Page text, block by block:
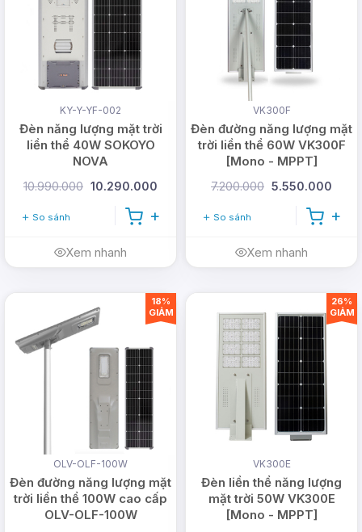
Thông số kỹ thuật của đèn
đường Blue Carbon BCT-
OLF3.0
15W
LED
Cree USA
Tấm năng lượng
LiFePO4, 3.2V/25Ah
Chỉ số hoàn màu
Thời gian sạc
4-6 giờ
Thời gian chiếu
2-3 ngày mưa
KY-Y-YF-002
Đèn năng lượng mặt trời
liền thể 40W SOKOYO
NOVA
10.990.000 10.290.000
So sánh
Xem nhanh
VK300F
Đèn đường năng lượng mặt
trời liền thể 60W VK300F
[Mono - MPPT]
7.200.000 5.550.000
So sánh
Xem nhanh
OLV-OLF-100W
Đèn đường năng lượng mặt
trời liền thể 100W cao cấp
OLV-OLF-100W
18%
GIẢM
VK300E
Đèn liền thể năng lượng
mặt trời 50W VK300E
[Mono - MPPT]
26%
GIẢM